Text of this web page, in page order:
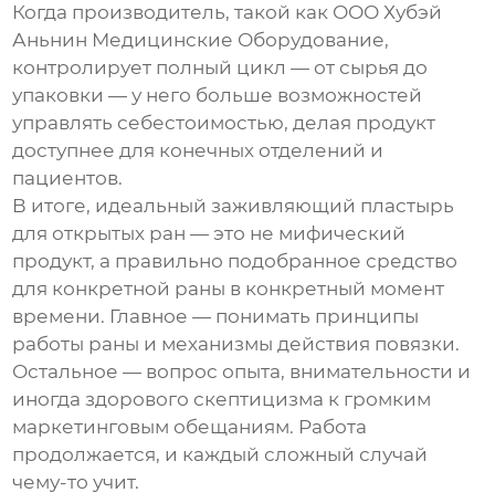
Когда производитель, такой как ООО Хубэй
Аньнин Медицинские Оборудование,
контролирует полный цикл — от сырья до
упаковки — у него больше возможностей
управлять себестоимостью, делая продукт
доступнее для конечных отделений и
пациентов.
В итоге, идеальныйзаживляющий пластырь
для открытых ран — это не мифический
продукт, а правильно подобранное средство
для конкретной раны в конкретный момент
времени. Главное — понимать принципы
работы раны и механизмы действия повязки.
Остальное — вопрос опыта, внимательности и
иногда здорового скептицизма к громким
маркетинговым обещаниям. Работа
продолжается, и каждый сложный случай
чему-то учит.